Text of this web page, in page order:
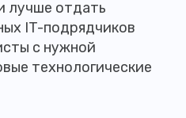
лучше отдать
IT-подрядчиков
с нужной
технологические